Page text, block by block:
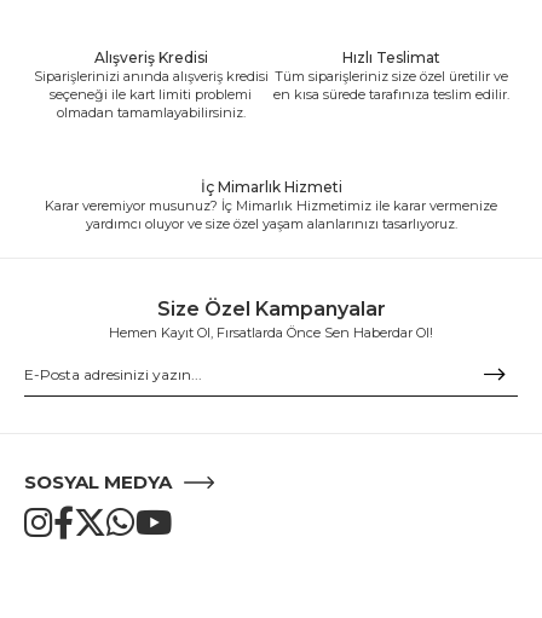
Alışveriş Kredisi
Siparişlerinizi anında alışveriş kredisi
seçeneği ile kart limiti problemi
olmadan tamamlayabilirsiniz.
Hızlı Teslimat
Tüm siparişleriniz size özel üretilir ve
en kısa sürede tarafınıza teslim edilir.
İç Mimarlık Hizmeti
Karar veremiyor musunuz? İç Mimarlık Hizmetimiz ile karar vermenize
yardımcı oluyor ve size özel yaşam alanlarınızı tasarlıyoruz.
Size Özel Kampanyalar
Hemen Kayıt Ol, Fırsatlarda Önce Sen Haberdar Ol!
SOSYAL MEDYA